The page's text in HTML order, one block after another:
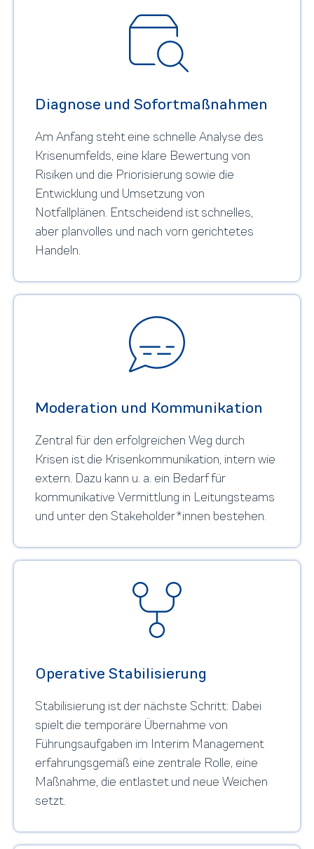
Diagnose und Sofortmaßnahmen
Am Anfang steht eine schnelle Analyse des
Krisenumfelds, eine klare Bewertung von
Risiken und die Priorisierung sowie die
Entwicklung und Umsetzung von
Notfallplänen. Entscheidend ist schnelles,
aber planvolles und nach vorn gerichtetes
Handeln.
Moderation und Kommunikation
Zentral für den erfolgreichen Weg durch
Krisen ist die Krisenkommunikation, intern wie
extern. Dazu kann u. a. ein Bedarf für
kommunikative Vermittlung in Leitungsteams
und unter den Stakeholder*innen bestehen.
Operative Stabilisierung
Stabilisierung ist der nächste Schritt: Dabei
spielt die temporäre Übernahme von
Führungsaufgaben im Interim Management
erfahrungsgemäß eine zentrale Rolle, eine
Maßnahme, die entlastet und neue Weichen
setzt.